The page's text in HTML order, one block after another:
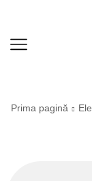
Prima pagină